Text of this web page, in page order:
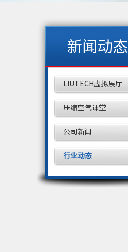
新闻动态
LIUTECH虚拟展厅
压缩空气课堂
公司新闻
行业动态